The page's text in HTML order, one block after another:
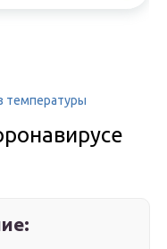
температуры